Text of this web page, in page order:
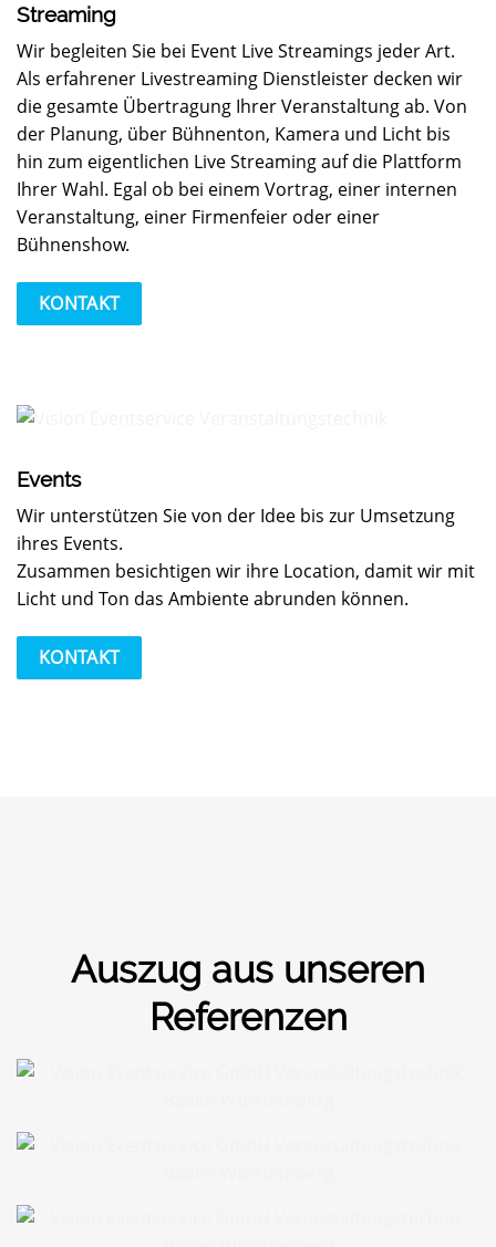
Streaming
Wir begleiten Sie bei Event Live Streamings jeder Art.
Als erfahrener Livestreaming Dienstleister decken wir
die gesamte Übertragung Ihrer Veranstaltung ab. Von
der Planung, über Bühnenton, Kamera und Licht bis
hin zum eigentlichen Live Streaming auf die Plattform
Ihrer Wahl. Egal ob bei einem Vortrag, einer internen
Veranstaltung, einer Firmenfeier oder einer
Bühnenshow.
KONTAKT
Events
Wir unterstützen Sie von der Idee bis zur Umsetzung
ihres Events.
Zusammen besichtigen wir ihre Location, damit wir mit
Licht und Ton das Ambiente abrunden können.
KONTAKT
Auszug aus unseren
Referenzen